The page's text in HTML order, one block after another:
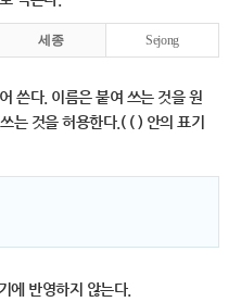
세종 Sejong
쓴다. 이름은 붙여 쓰는 것을 원
는 것을 허용한다.( ( ) 안의 표기
에 반영하지 않는다.